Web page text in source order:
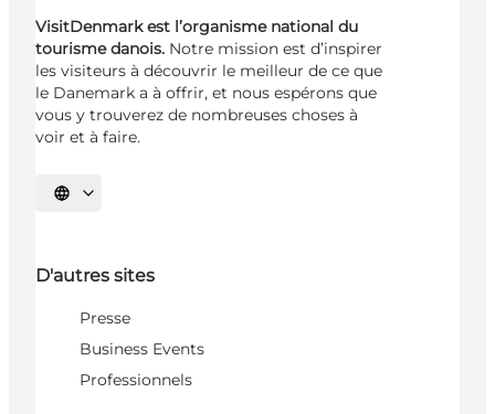
VisitDenmark est l’organisme national du
tourisme danois. Notre mission est d’inspirer
les visiteurs à découvrir le meilleur de ce que
le Danemark a à offrir, et nous espérons que
vous y trouverez de nombreuses choses à
voir et à faire.
Choisissez la langue
D'autres sites
Presse
Business Events
Professionnels